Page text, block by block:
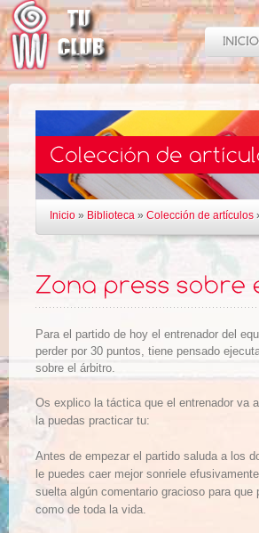
Inicio » Biblioteca » Colección de artículos
Para el partido de hoy el entrenador del
perder por 30 puntos, tiene pensado
sobre el árbitro.
Os explico la táctica que el entrenador va
la puedas practicar tu:
Antes de empezar el partido saluda a los
le puedes caer mejor sonriele
suelta algún comentario gracioso para
como de toda la vida.